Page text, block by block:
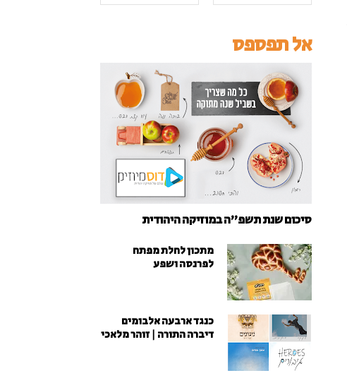
אל תפספס
סיכום שנת תשפ"ה במוזיקה היהודית
מתכון לחלת מפתח
לפרנסה ושפע
כנגד ארבעה אלבומים
דיברה התורה | זוהר מלאכי